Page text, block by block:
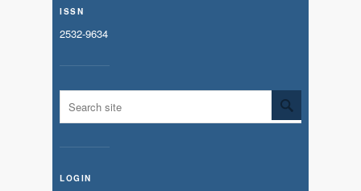
ISSN
2532-9634
LOGIN